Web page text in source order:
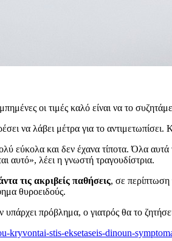
οι τιμές καλό είναι να το
να λάβει μέτρα για το
εύκολα και δεν έχανα τίποτα. Όλα
αυτό», λέει η γνωστή τραγουδίστρια.
τις ακριβείς παθήσεις, σε περίπτωση
θυροειδούς.
πρόβλημα, ο γιατρός θα το
kryvontai-stis-eksetaseis-dinoun-